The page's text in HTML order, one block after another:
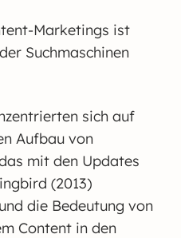
Marketings ist
Suchmaschinen
sich auf
Aufbau von
mit den Updates
(2013)
die Bedeutung von
Content in den